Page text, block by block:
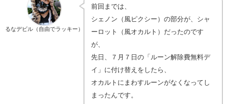
るなデビル（自由でラッキー）
前回までは、
シェノン（風ピクシー）の部分が、シャ
ーロット（風オカルト）だったのです
が、
先日、７月７日の「ルーン解除費無料デ
イ」に付け替えをしたら、
オカルトにまわすルーンがなくなってし
まったんです。